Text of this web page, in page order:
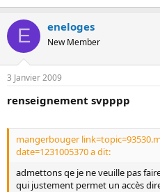
E eneloges
New Member
3 Janvier 2009
renseignement svpppp
mangerbouger
date=1231005370 a dit:
admettons qe je ne veuille pas
qui justement permet un accès